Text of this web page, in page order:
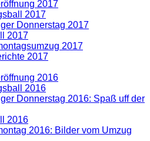
2017
2017
Donnerstag 2017
2017
2017
2017
2016
2016
Donnerstag 2016: Spaß uff der
2016
2016: Bilder vom Umzug